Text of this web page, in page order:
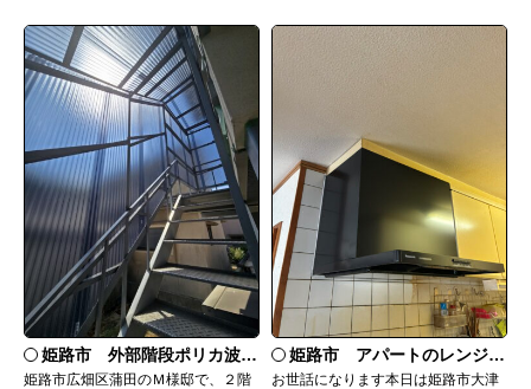
姫路市 外部階段ポリカ波板張替工事
姫路市広畑区蒲田のＭ様邸で、２階
姫路市 アパートのレンジフード交換
お世話になります本日は姫路市大津